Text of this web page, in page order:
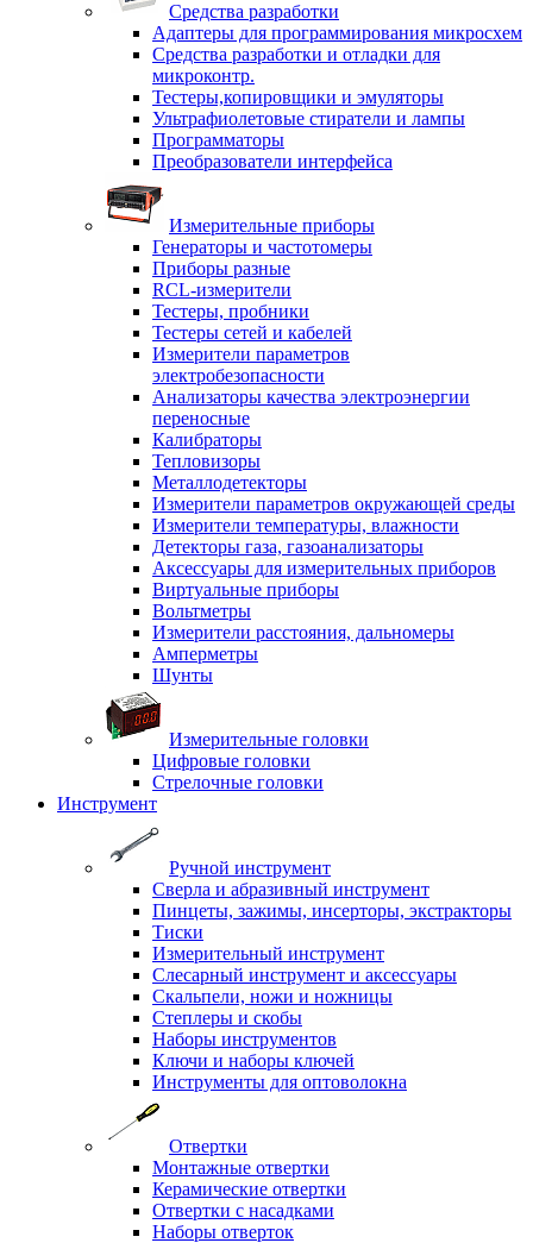
Средства разработки
Адаптеры для программирования микросхем
Средства разработки и отладки для
микроконтр.
Тестеры,копировщики и эмуляторы
Ультрафиолетовые стиратели и лампы
Программаторы
Преобразователи интерфейса
Измерительные приборы
Генераторы и частотомеры
Приборы разные
RCL-измерители
Тестеры, пробники
Тестеры сетей и кабелей
Измерители параметров
электробезопасности
Анализаторы качества электроэнергии
переносные
Калибраторы
Тепловизоры
Металлодетекторы
Измерители параметров окружающей среды
Измерители температуры, влажности
Детекторы газа, газоанализаторы
Аксессуары для измерительных приборов
Виртуальные приборы
Вольтметры
Измерители расстояния, дальномеры
Амперметры
Шунты
Измерительные головки
Цифровые головки
Стрелочные головки
Инструмент
Ручной инструмент
Сверла и абразивный инструмент
Пинцеты, зажимы, инсерторы, экстракторы
Тиски
Измерительный инструмент
Слесарный инструмент и аксессуары
Скальпели, ножи и ножницы
Степлеры и скобы
Наборы инструментов
Ключи и наборы ключей
Инструменты для оптоволокна
Отвертки
Монтажные отвертки
Керамические отвертки
Отвертки с насадками
Наборы отверток